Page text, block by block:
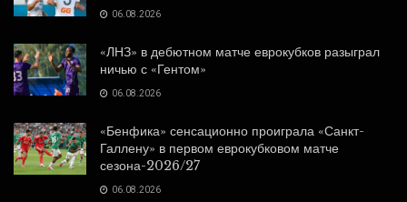
06.08.2026
«ЛНЗ» в дебютном матче еврокубков разыграл
ничью с «Гентом»
06.08.2026
«Бенфика» сенсационно проиграла «Санкт-
Галлену» в первом еврокубковом матче
сезона-2026/27
06.08.2026